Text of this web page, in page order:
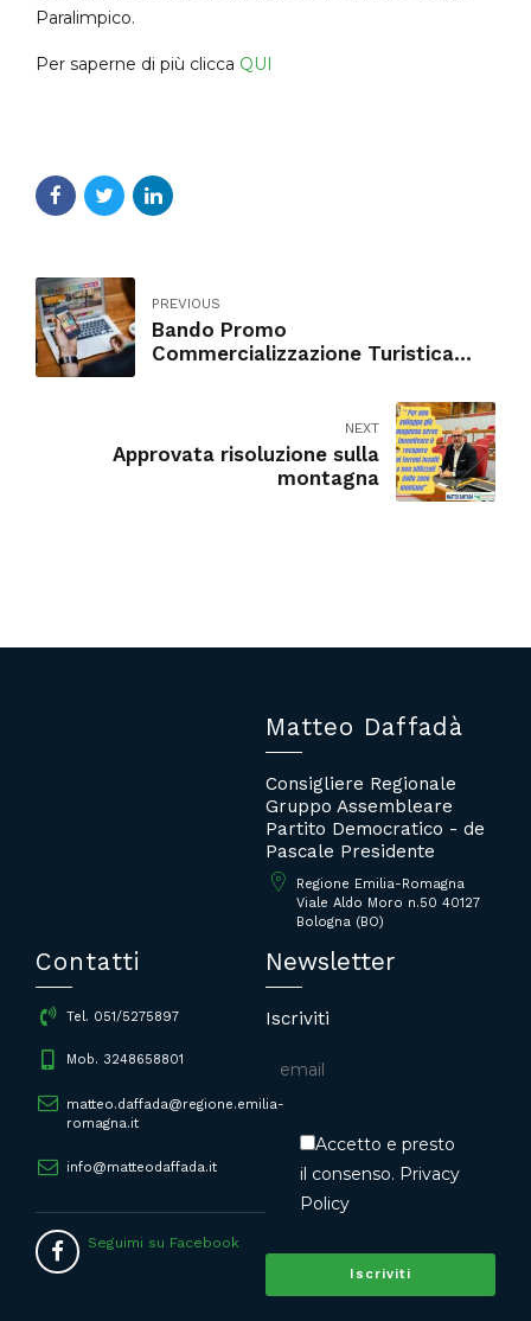
Paralimpico.
Per saperne di più clicca QUI
PREVIOUS
Bando Promo
Commercializzazione Turistica
NEXT
Approvata risoluzione sulla
montagna
Matteo Daffadà
Consigliere Regionale
Gruppo Assembleare
Partito Democratico - de
Pascale Presidente
Regione Emilia-Romagna
Viale Aldo Moro n.50 40127
Bologna (BO)
Contatti
Tel. 051/5275897
Mob. 3248658801
matteo.daffada@regione.emilia-
romagna.it
info@matteodaffada.it
Seguimi su Facebook
Newsletter
Iscriviti
Accetto e presto
il consenso. Privacy
Policy